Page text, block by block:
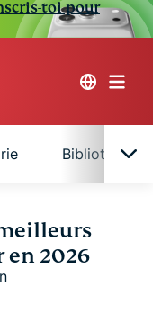
toi pour
Bibliothèques
en 2026